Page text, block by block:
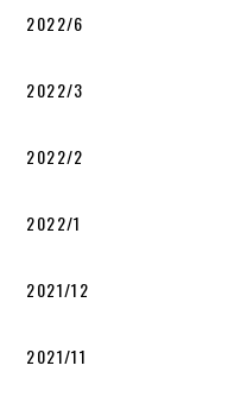
2022/6
2022/3
2022/2
2022/1
2021/12
2021/11